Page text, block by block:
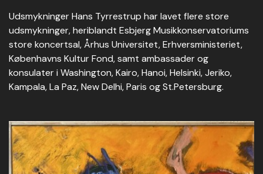
Udsmykninger Hans Tyrrestrup har lavet flere store
udsmykninger, heriblandt Esbjerg Musikkonservatoriums
store koncertsal, Århus Universitet, Erhversministeriet,
Københavns Kultur Fond, samt ambassader og
konsulater i Washington, Kairo, Hanoi, Helsinki, Jeriko,
Kampala, La Paz, New Delhi, Paris og St.Petersburg.